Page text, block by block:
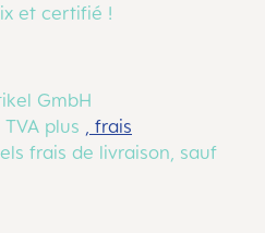
GmbH
plus
, frais
frais de livraison, sauf
et certifié !